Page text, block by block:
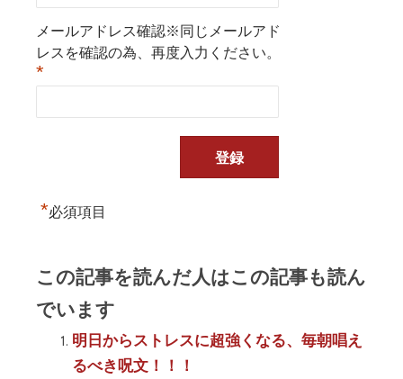
メールアドレス確認※同じメールアド
レスを確認の為、再度入力ください。
*
*必須項目
この記事を読んだ人はこの記事も読ん
でいます
明日からストレスに超強くなる、毎朝唱え
るべき呪文！！！